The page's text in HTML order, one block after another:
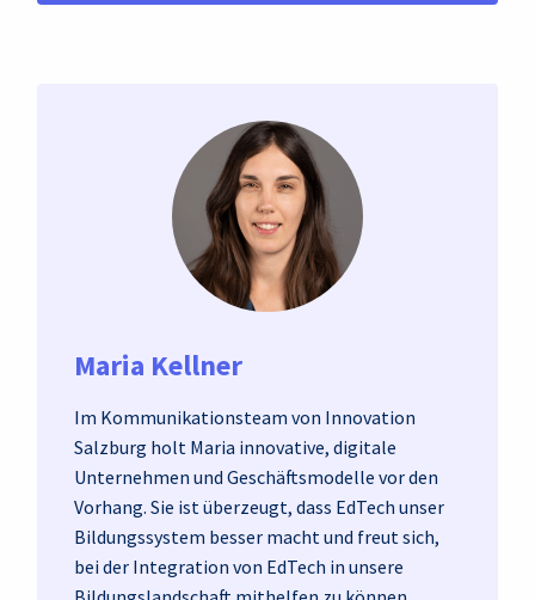
Maria Kellner
Im Kommunikationsteam von Innovation
Salzburg holt Maria innovative, digitale
Unternehmen und Geschäftsmodelle vor den
Vorhang. Sie ist überzeugt, dass EdTech unser
Bildungssystem besser macht und freut sich,
bei der Integration von EdTech in unsere